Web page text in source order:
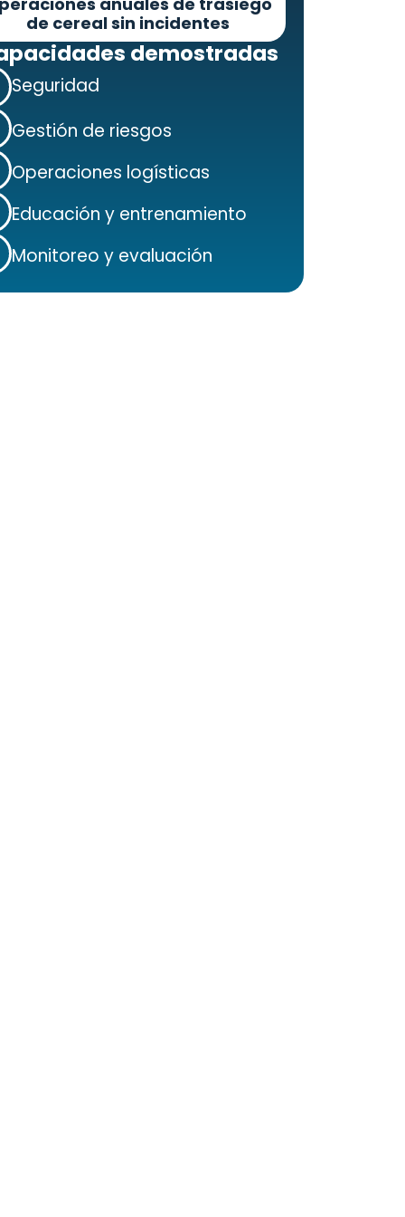
de cereal sin incidentes
demostradas
Seguridad
Gestión de riesgos
Operaciones logísticas
Educación y entrenamiento
Monitoreo y evaluación